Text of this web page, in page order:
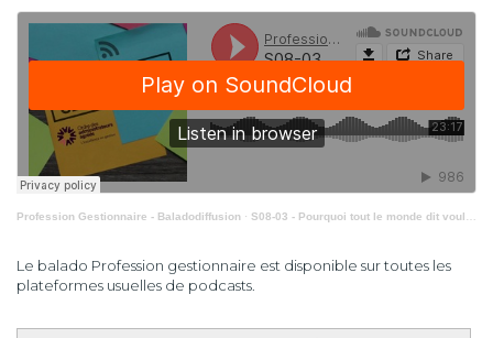
Profession Gestionnaire - Baladodiffusion · S08-03 - Pourquoi tout le monde dit vouloir le changement… sans jamais vraiment l’engager ?
Le balado Profession gestionnaire est disponible sur toutes les
plateformes usuelles de podcasts.